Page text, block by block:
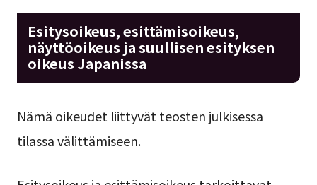
Esitysoikeus, esittämisoikeus,
näyttöoikeus ja suullisen esityksen
oikeus Japanissa
Nämä oikeudet liittyvät teosten julkisessa
tilassa välittämiseen.